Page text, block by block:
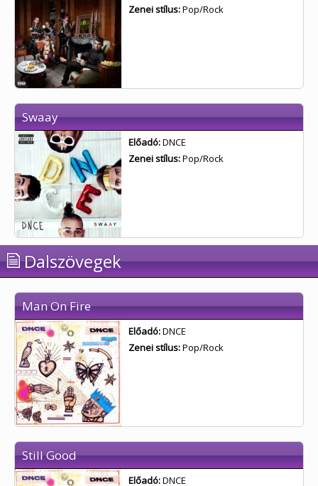
Zenei stílus:Pop/Rock
Swaay
Előadó:DNCE
Zenei stílus:Pop/Rock
Dalszövegek
Man On Fire
Előadó:DNCE
Zenei stílus:Pop/Rock
Still Good
Előadó:DNCE